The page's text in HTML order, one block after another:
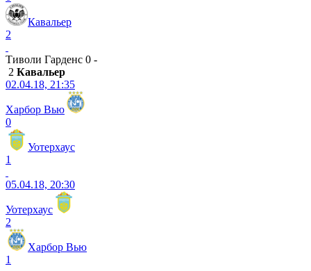
Кавальер
2
Тиволи Гарденс 0 -
2 Кавальер
02.04.18, 21:35
Харбор Вью
0
Уотерхаус
1
05.04.18, 20:30
Уотерхаус
2
Харбор Вью
1